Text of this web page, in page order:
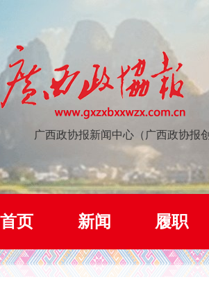
广西政协报新闻中心（广西政协报
首页 新闻 履职